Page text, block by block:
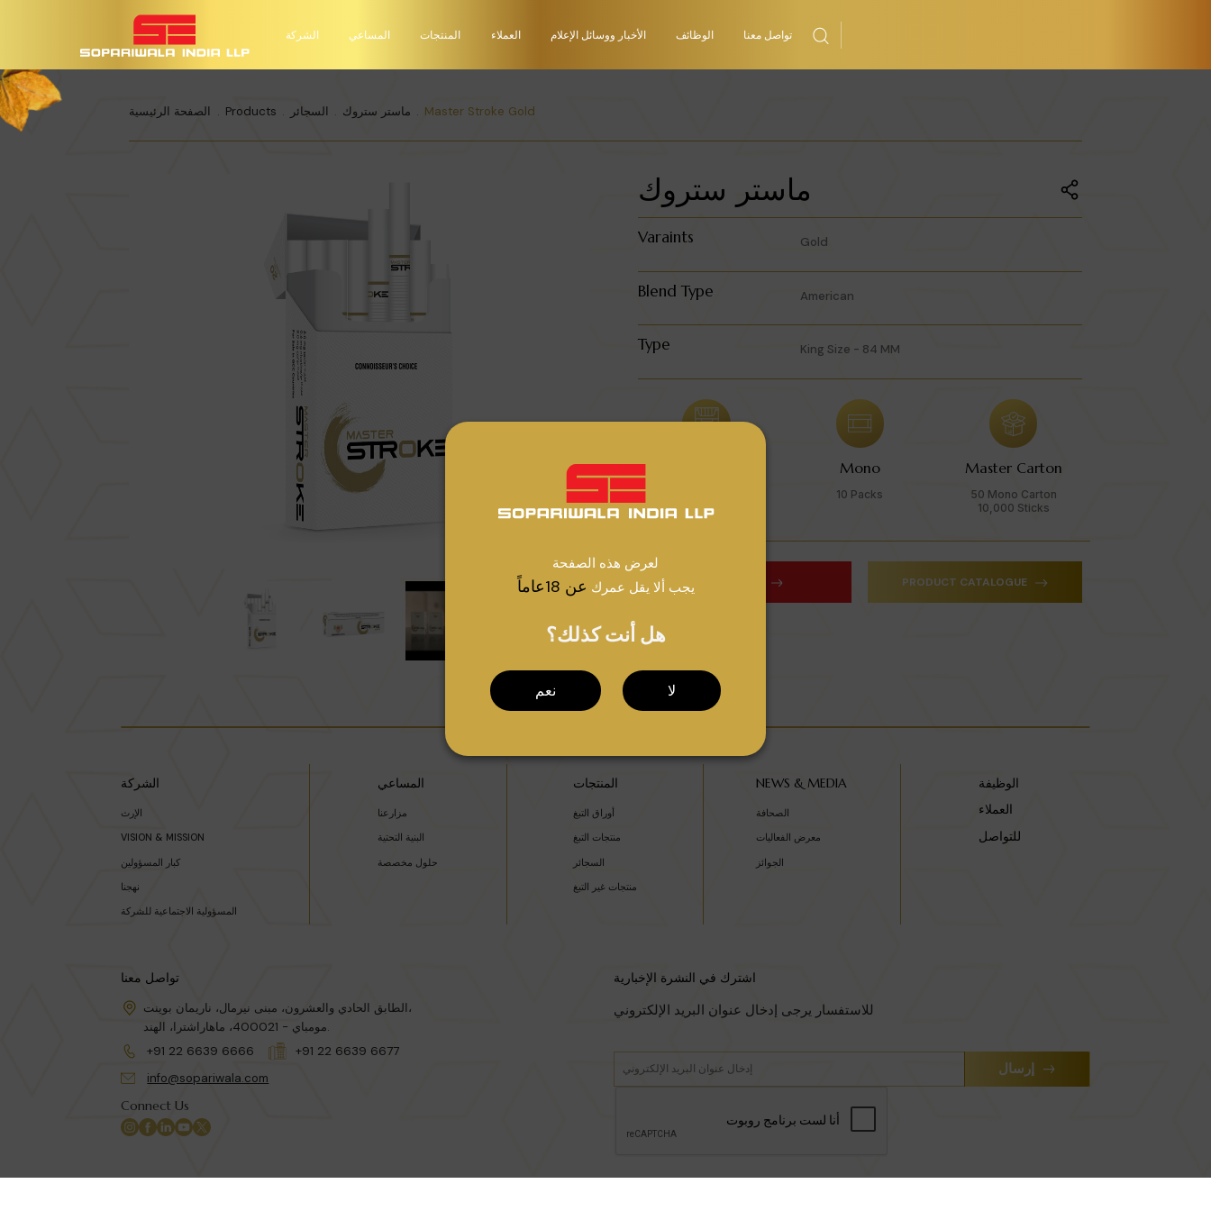
لعرض هذه الصفحة
يجب ألا يقل عمرك عن 18عاماً
هل أنت كذلك؟
نعم لا
الشركة المساعي المنتجات العملاء الأخبار ووسائل الإعلام الوظائف تواصل معنا
الصفحة الرئيسية Products السجائر ماستر ستروك Master Stroke Gold
ماستر ستروك
Varaints Gold
Blend Type American
Type King Size - 84 MM
Mono
10 Packs
Master Carton
50 Mono Carton
10,000 Sticks
PRODUCT CATALOGUE
اشترك في النشرة الإخبارية
للاستفسار يرجى إدخال عنوان البريد الإلكتروني
إرسال
الشركة
الإرث
VISION & MISSION
كبار المسؤولين
نهجنا
المسؤولية الاجتماعية للشركة
المساعي
مزارعنا
البنية التحتية
حلول مخصصة
المنتجات
أوراق التبغ
منتجات التبغ
السجائر
منتجات غير التبغ
NEWS & MEDIA
الصحافة
معرض الفعاليات
الجوائز
الوظيفة
العملاء
للتواصل
تواصل معنا
الطابق الحادي والعشرون، مبنى نيرمال، ناريمان بوينت،
مومباي - 400021، ماهاراشترا، الهند.
+91 22 6639 6666
+91 22 6639 6677
info@sopariwala.com
Connect Us